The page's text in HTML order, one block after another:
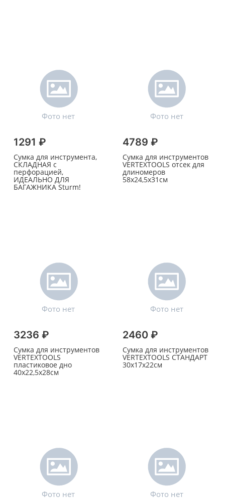
1291 ₽
Сумка для инструмента,
СКЛАДНАЯ с
перфорацией,
ИДЕАЛЬНО ДЛЯ
БАГАЖНИКА Sturm!
4789 ₽
Сумка для инструментов
VERTEXTOOLS отсек для
длиномеров
58х24,5х31см
3236 ₽
Сумка для инструментов
VERTEXTOOLS
пластиковое дно
40х22,5х28см
2460 ₽
Сумка для инструментов
VERTEXTOOLS СТАНДАРТ
30х17х22см